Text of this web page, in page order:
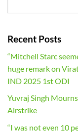
Recent Posts
“Mitchell Starc
huge remark on
IND 2025 1st ODI
Yuvraj Singh
Airstrike
“I was not even 10